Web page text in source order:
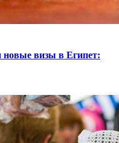
новые визы в Египет: